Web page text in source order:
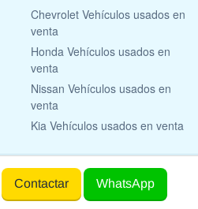
Contactar WhatsApp
Chevrolet Vehículos usados en
venta
Honda Vehículos usados en
venta
Nissan Vehículos usados en
venta
Kia Vehículos usados en venta
All rights reserved.